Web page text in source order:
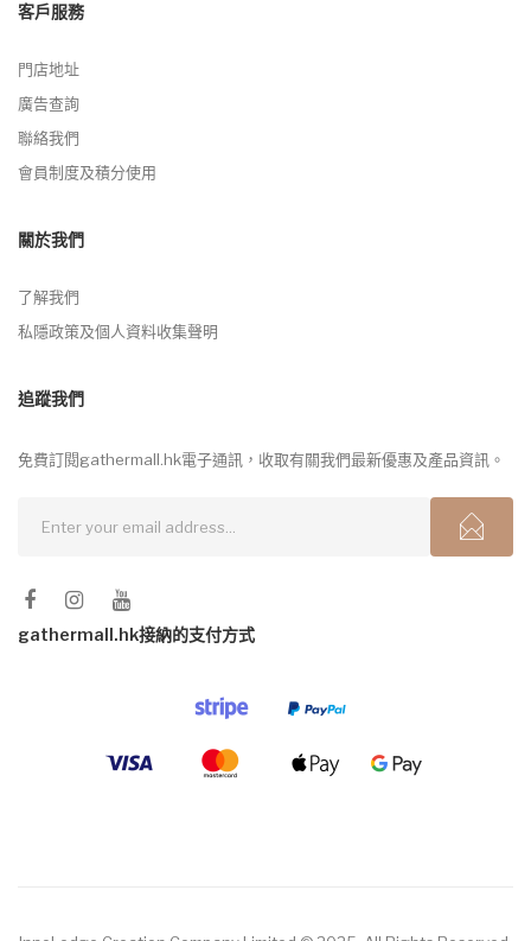
客戶服務
門店地址
廣告查詢
聯絡我們
會員制度及積分使用
關於我們
了解我們
私隱政策及個人資料收集聲明
追蹤我們
免費訂閱gathermall.hk電子通訊，收取有關我們最新優惠及產品資訊。
gathermall.hk接納的支付方式